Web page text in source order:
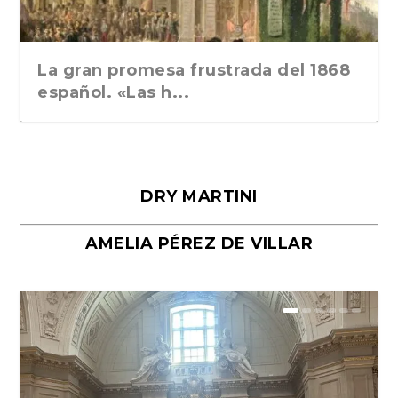
La gran promesa frustrada del 1868
español. «Las h...
Málaga, verso en azul, de Rafael
Porras y Salvador...
«La cocina hebrea. Alimentación
del pueblo judío e...
DRY MARTINI
AMELIA PÉREZ DE VILLAR